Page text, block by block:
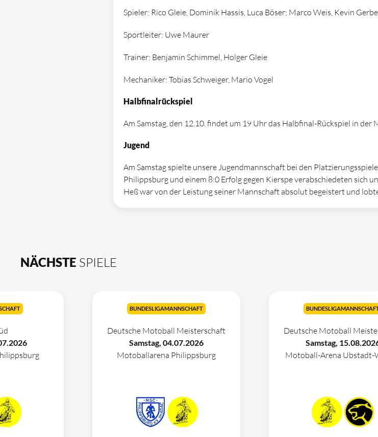
Spieler: Rico Gleie, Dominik Hassis, Luca Böser; Marco Weis, Kevin
Sportleiter: Uwe Maurer
Trainer: Benjamin Schimmel, Holger Gleie
Mechaniker: Tobias Schweiger, Mario Vogel
Halbfinalrückspiel
Am Samstag, den 12.10. findet um 19 Uhr das Halbfinal-Rückspiel in der
Jugend
Am Samstag spielte unsere Jugendmannschaft bei den
Philippsburg und einem 8:0 Erfolg gegen Kierspe verabschiedeten sich
Heß war von der Leistung seiner Mannschaft absolut begeistert und
NÄCHSTE SPIELE
BUNDESLIGAMANNSCHAFT
Deutsche Motoball Meisterschaft
Samstag, 04.07.2026
Motoballarena Philippsburg
Deutsche Motoball
Samstag,
Motoball-Arena Ubstadt-